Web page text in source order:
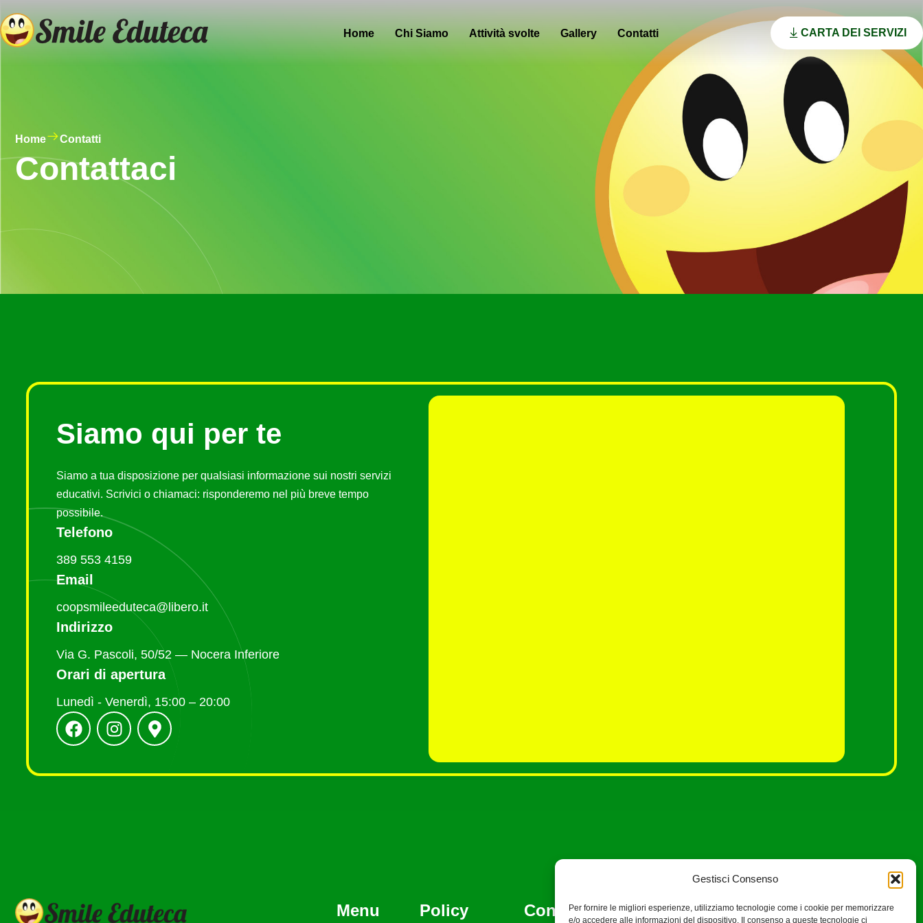
Gestisci Consenso
Per fornire le migliori esperienze, utilizziamo tecnologie come i cookie per memorizzare
e/o accedere alle informazioni del dispositivo. Il consenso a queste tecnologie ci
Home Chi Siamo Attività svolte Gallery Contatti CARTA DEI SERVIZI
Home Contatti
Contattaci
Siamo qui per te
Siamo a tua disposizione per qualsiasi informazione sui nostri servizi
educativi. Scrivici o chiamaci: risponderemo nel più breve tempo
possibile.
Telefono
389 553 4159
Email
coopsmileeduteca@libero.it
Indirizzo
Via G. Pascoli, 50/52 — Nocera Inferiore
Orari di apertura
Lunedì - Venerdì, 15:00 – 20:00
Menu Policy Contatti